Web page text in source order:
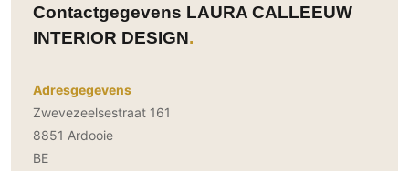
Contactgegevens LAURA CALLEEUW
INTERIOR DESIGN
Adresgegevens
Zwevezeelsestraat 161
8851 Ardooie
BE